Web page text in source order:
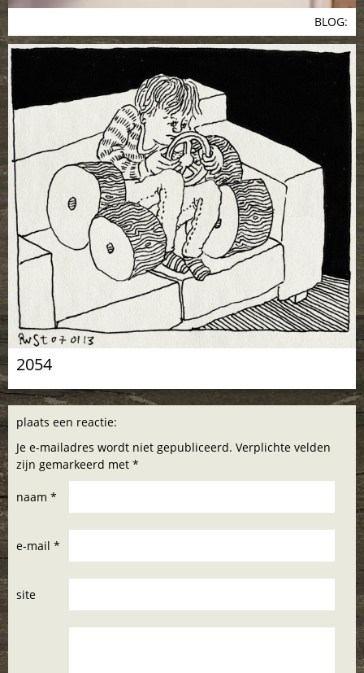
BLOG:
2054
plaats een reactie:
Je e-mailadres wordt niet gepubliceerd. Verplichte velden
zijn gemarkeerd met *
naam *
e-mail *
site